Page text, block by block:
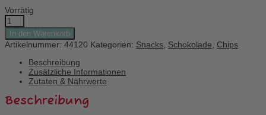
Vorrätig
Pipapo
Knax
Chips
Milky
Menge
In den Warenkorb
Artikelnummer: 44120 Kategorien: Snacks Schokolade
Chips
Beschreibung
Zusätzliche Informationen
Zutaten & Nährwerte
Beschreibung